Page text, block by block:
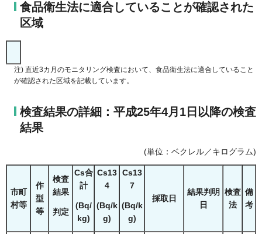
食品衛生法に適合していることが確認された
区域
注) 直近3カ月のモニタリング検査において、食品衛生法に適合していること
が確認された区域を記載しています。
検査結果の詳細：平成25年4月1日以降の検査
結果
(単位：ベクレル／キログラム)
市町
村等
作
型
等
検査
結果
判定
Cs合
計
(Bq/
kg)
Cs13
4
(Bq/k
g)
Cs13
7
(Bq/k
g)
採取日
結果判明
日
検査
法
備
考